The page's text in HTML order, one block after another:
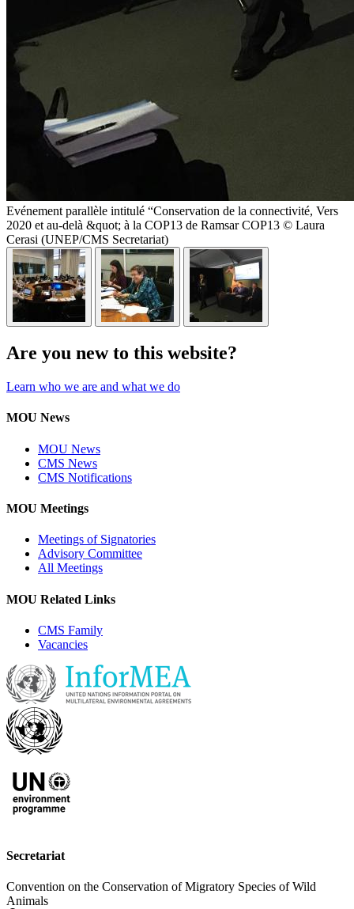
Evénement parallèle intitulé “Conservation de la connectivité, Vers
2020 et au-delà &quot; à la COP13 de Ramsar COP13 © Laura
Cerasi (UNEP/CMS Secretariat)
Are you new to this website?
Learn who we are and what we do
MOU News
MOU News
CMS News
CMS Notifications
MOU Meetings
Meetings of Signatories
Advisory Committee
All Meetings
MOU Related Links
CMS Family
Vacancies
Secretariat
Convention on the Conservation of Migratory Species of Wild
Animals